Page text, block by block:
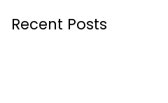
Recent Posts